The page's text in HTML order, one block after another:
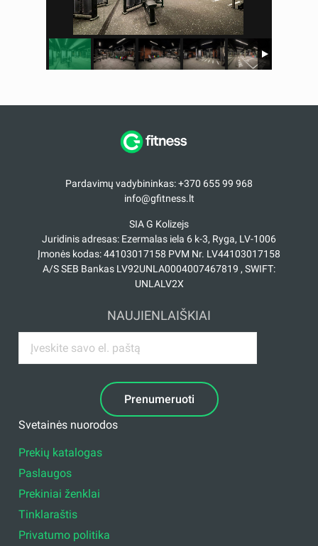
Pardavimų vadybininkas: +370 655 99 968
info@gfitness.lt
SIA G Kolizejs
Juridinis adresas: Ezermalas iela 6 k-3, Ryga, LV-1006
Įmonės kodas: 44103017158 PVM Nr. LV44103017158
A/S SEB Bankas LV92UNLA0004007467819 , SWIFT:
UNLALV2X
NAUJIENLAIŠKIAI
Prenumeruoti
Svetainės nuorodos
Prekių katalogas
Paslaugos
Prekiniai ženklai
Tinklaraštis
Privatumo politika